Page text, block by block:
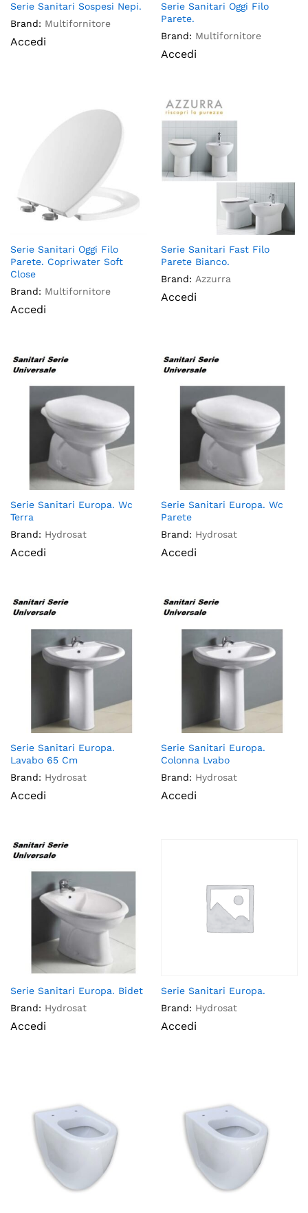
Serie Sanitari Sospesi Nepi.
Brand: Multifornitore
Accedi
Serie Sanitari Oggi Filo
Parete.
Brand: Multifornitore
Accedi
Serie Sanitari Oggi Filo
Parete. Copriwater Soft
Close
Brand: Multifornitore
Accedi
Serie Sanitari Fast Filo
Parete Bianco.
Brand: Azzurra
Accedi
Serie Sanitari Europa. Wc
Terra
Brand: Hydrosat
Accedi
Serie Sanitari Europa. Wc
Parete
Brand: Hydrosat
Accedi
Serie Sanitari Europa.
Lavabo 65 Cm
Brand: Hydrosat
Accedi
Serie Sanitari Europa.
Colonna Lvabo
Brand: Hydrosat
Accedi
Serie Sanitari Europa. Bidet
Brand: Hydrosat
Accedi
Serie Sanitari Europa.
Brand: Hydrosat
Accedi